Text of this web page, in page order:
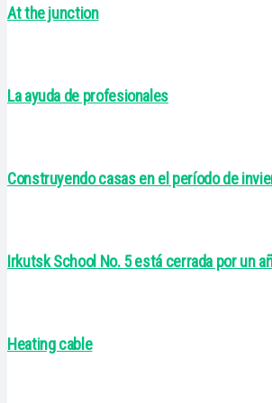
At the junction
La ayuda de profesionales
Construyendo casas en el período de
Irkutsk School No. 5 está cerrada por un
Heating cable